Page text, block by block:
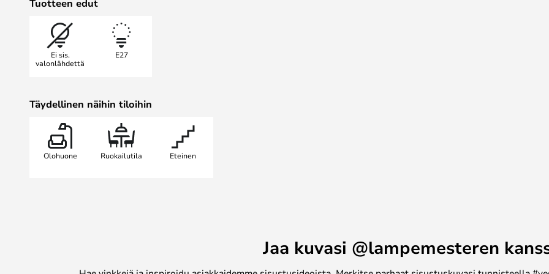
Tuotteen edut
Ei sis.
valonlähdettä
E27
Täydellinen näihin tiloihin
Olohuone Ruokailutila Eteinen
Jaa kuvasi @lampemesteren